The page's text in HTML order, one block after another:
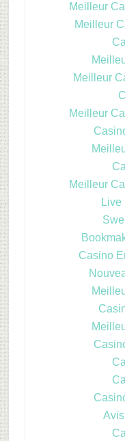
Meilleur
Meilleur
Meilleur
Meilleur
Meilleur
Casino